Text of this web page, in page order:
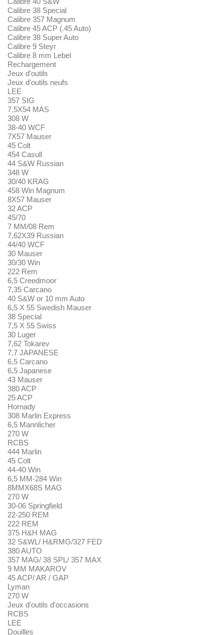
Calibre 38 Special
Calibre 357 Magnum
Calibre 45 ACP (.45 Auto)
Calibre 38 Super Auto
Calibre 9 Steyr
Calibre 8 mm Lebel
Rechargement
Jeux d'outils
Jeux d'outils neufs
LEE
357 SIG
7,5X54 MAS
308 W
38-40 WCF
7X57 Mauser
45 Colt
454 Casull
44 S&W Russian
348 W
30/40 KRAG
458 Win Magnum
8X57 Mauser
32 ACP
45/70
7 MM/08 Rem
7,62X39 Russian
44/40 WCF
30 Mauser
30/30 Win
222 Rem
6,5 Creedmoor
7,35 Carcano
40 S&W or 10 mm Auto
6,5 X 55 Swedish Mauser
38 Special
7,5 X 55 Swiss
30 Luger
7,62 Tokarev
7,7 JAPANESE
6,5 Carcano
6,5 Japanese
43 Mauser
380 ACP
25 ACP
Hornady
308 Marlin Express
6,5 Mannlicher
270 W
RCBS
444 Marlin
45 Colt
44-40 Win
6,5 MM-284 Win
8MMX68S MAG
270 W
30-06 Springfield
22-250 REM
222 REM
375 H&H MAG
32 S&WL/ H&RMG/327 FED
380 AUTO
357 MAG/ 38 SPL/ 357 MAX
9 MM MAKAROV
45 ACP/ AR / GAP
Lyman
270 W
Jeux d'outils d'occasions
RCBS
LEE
Douilles